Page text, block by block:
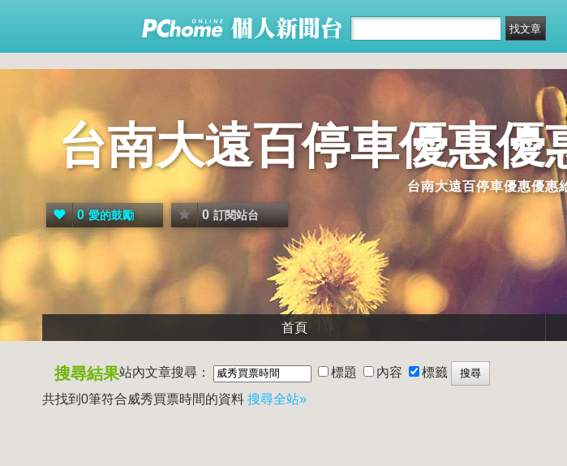
台南大遠百停車優惠
台南大遠百停車優惠優惠
0 愛的鼓勵 0 訂閱站台
首頁
搜尋結果站內文章搜尋： 標題 內容
標籤
共找到0筆符合威秀買票時間的資料 搜尋全站»